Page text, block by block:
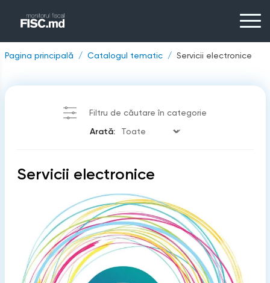
Pagina principală Catalogul tematic Servicii electronice
Filtru de căutare în categorie
Arată:
Servicii electronice